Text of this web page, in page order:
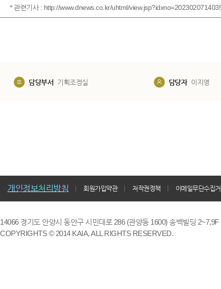
* 관련기사 : http://www.dnews.co.kr/uhtml/
담당부서 기획조정실 담당자 이지영
개인정보처리방침 회원가입약관 저작권정책 이메일무단수집
14066 경기도 안양시 동안구 시민대로 286 (관양동 1600) 송백빌딩
COPYRIGHTS © 2014 KAIA, ALL RIGHTS RESERVED.